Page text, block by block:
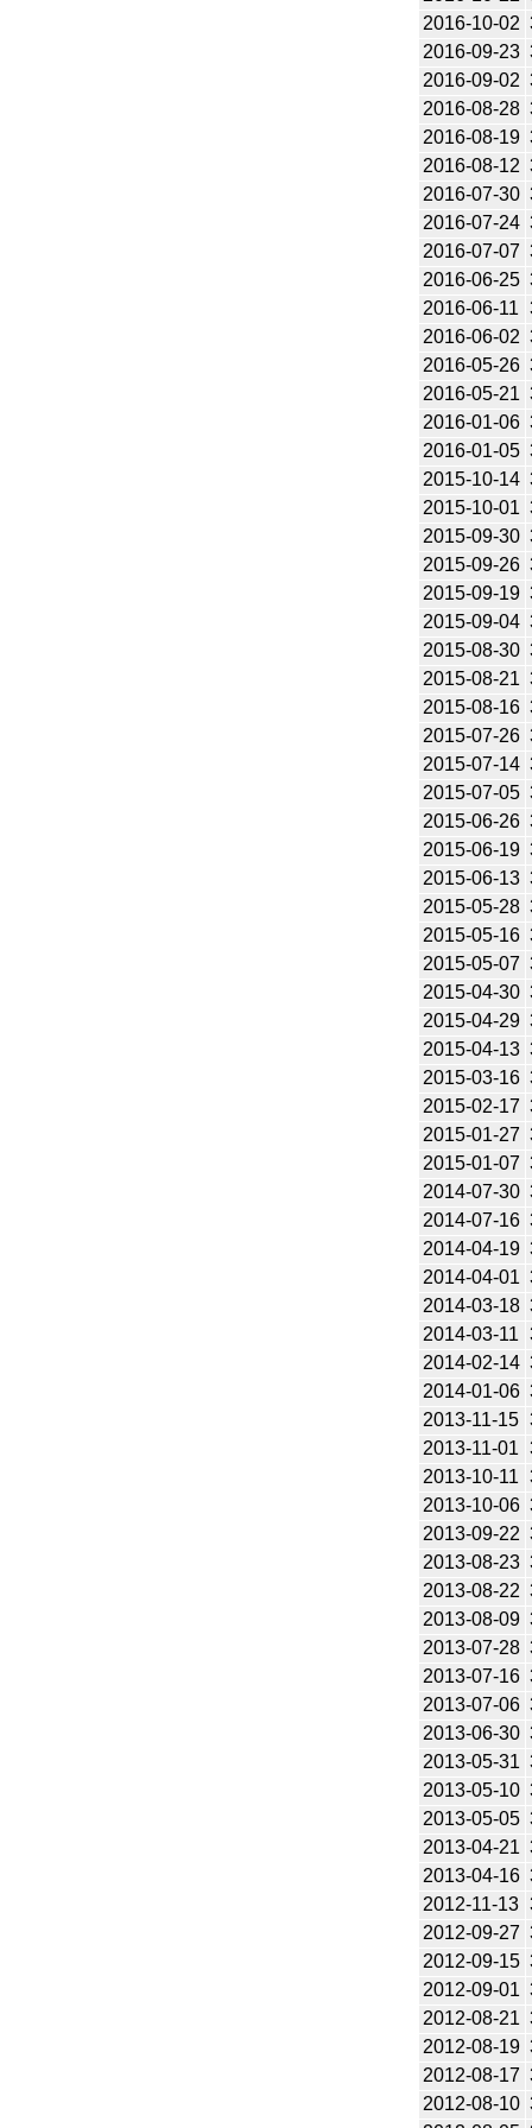
2016-10-02
2016-09-23
2016-09-02
2016-08-28
2016-08-19
2016-08-12
2016-07-30
2016-07-24
2016-07-07
2016-06-25
2016-06-11
2016-06-02
2016-05-26
2016-05-21
2016-01-06
2016-01-05
2015-10-14
2015-10-01
2015-09-30
2015-09-26
2015-09-19
2015-09-04
2015-08-30
2015-08-21
2015-08-16
2015-07-26
2015-07-14
2015-07-05
2015-06-26
2015-06-19
2015-06-13
2015-05-28
2015-05-16
2015-05-07
2015-04-30
2015-04-29
2015-04-13
2015-03-16
2015-02-17
2015-01-27
2015-01-07
2014-07-30
2014-07-16
2014-04-19
2014-04-01
2014-03-18
2014-03-11
2014-02-14
2014-01-06
2013-11-15
2013-11-01
2013-10-11
2013-10-06
2013-09-22
2013-08-23
2013-08-22
2013-08-09
2013-07-28
2013-07-16
2013-07-06
2013-06-30
2013-05-31
2013-05-10
2013-05-05
2013-04-21
2013-04-16
2012-11-13
2012-09-27
2012-09-15
2012-09-01
2012-08-21
2012-08-19
2012-08-17
2012-08-10